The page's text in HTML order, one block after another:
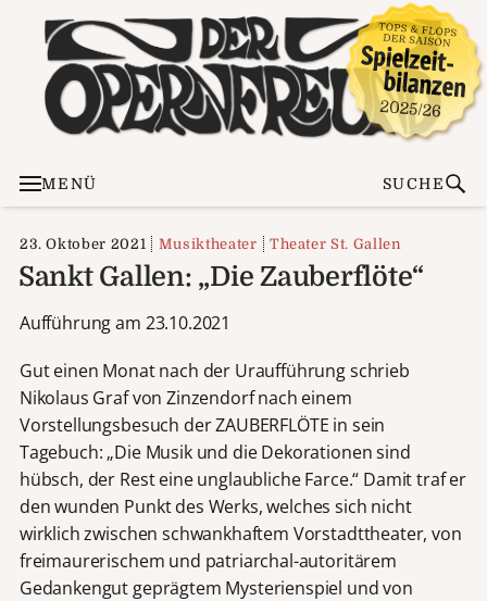
MENÜ SUCHE
23. Oktober 2021 Musiktheater Theater St. Gallen
Sankt Gallen: „Die Zauberflöte“
Aufführung am 23.10.2021
Gut einen Monat nach der Uraufführung schrieb
Nikolaus Graf von Zinzendorf nach einem
Vorstellungsbesuch der ZAUBERFLÖTE in sein
Tagebuch: „Die Musik und die Dekorationen sind
hübsch, der Rest eine unglaubliche Farce.“ Damit traf er
den wunden Punkt des Werks, welches sich nicht
wirklich zwischen schwankhaftem Vorstadttheater, von
freimaurerischem und patriarchal-autoritärem
Gedankengut geprägtem Mysterienspiel und von